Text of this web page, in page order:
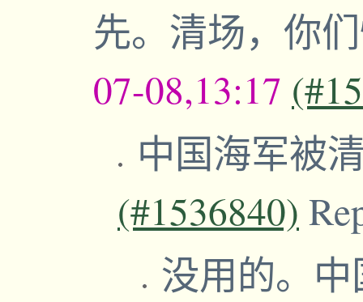
先。清场，你
07-08,13:17
中国海军被
(#1536840)
没用的。